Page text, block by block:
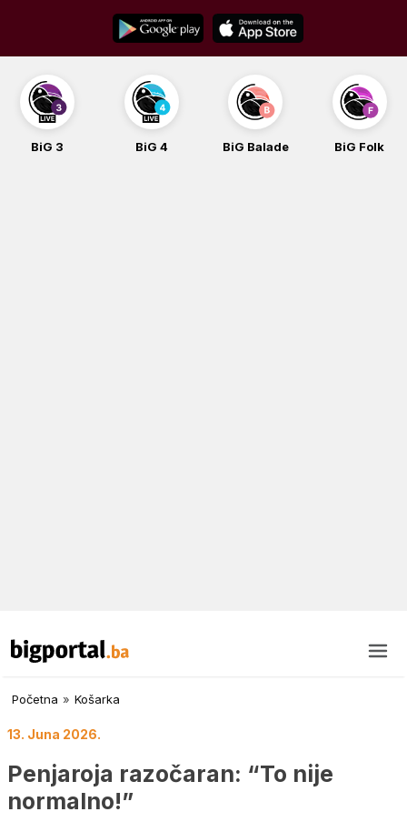
content
BiG 3 BiG 4 BiG Balade BiG Folk
Početna » Košarka
13. Juna 2026.
Penjaroja razočaran: “To nije
normalno!”